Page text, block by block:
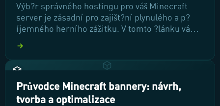
Výb?r správného hostingu pro váš Minecraft
server je zásadní pro zajišt?ní plynulého a p?
íjemného herního zážitku. V tomto ?lánku vám
byste m?li zvážit p?i výb?ru spolehlivého
poskytovatele hostingu, abyste mohli hrát bez
p?erušení a s maximálním pot?šením.
Průvodce Minecraft bannery: návrh,
tvorba a optimalizace